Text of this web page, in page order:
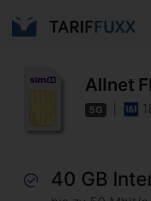
Allnet
5G
40 GB